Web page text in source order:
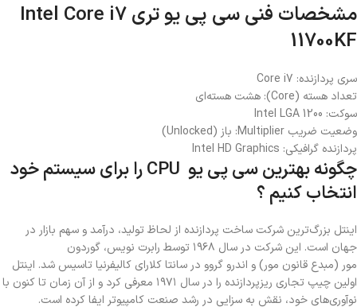
مشخصات فنی سی پی یو تری Intel Core i7
11700KF
سری پردازنده: Core i7
تعداد هسته (Core): هشت هسته‌ای
سوکت: Intel LGA 1200
وضعیت ضریب Multiplier: باز (Unlocked)
پردازنده گرافیکی: Intel HD Graphics
چگونه بهترین سی پی یو CPU را برای سیستم خود
انتخاب کنیم ؟
اینتل بزرگ‌ترین شرکت ساخت پردازنده از لحاظ تولید، درآمد و سهم بازار در
جهان است. این شرکت در سال ۱۹۶۸ توسط رابرت نویس، گوردون
مور (مبدع قانون مور) و اندرو گروو در سانتا کلارای کالیفرنیا تاسیس شد. اینتل
اولین چیپ تجاری ریزپردازنده را در سال ۱۹۷۱ معرفی کرد و از آن زمان تا کنون با
نوآوری‌های خود، نقش به سزایی در رشد صنعت کامپیوتر ایفا کرده است.